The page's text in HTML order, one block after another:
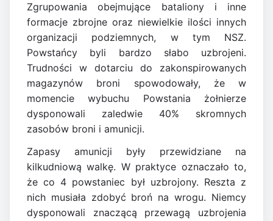
Zgrupowania obejmujące bataliony i inne
formacje zbrojne oraz niewielkie ilości innych
organizacji podziemnych, w tym NSZ.
Powstańcy byli bardzo słabo uzbrojeni.
Trudności w dotarciu do zakonspirowanych
magazynów broni spowodowały, że w
momencie wybuchu Powstania żołnierze
dysponowali zaledwie 40% skromnych
zasobów broni i amunicji.
Zapasy amunicji były przewidziane na
kilkudniową walkę. W praktyce oznaczało to,
że co 4 powstaniec był uzbrojony. Reszta z
nich musiała zdobyć broń na wrogu. Niemcy
dysponowali znaczącą przewagą uzbrojenia